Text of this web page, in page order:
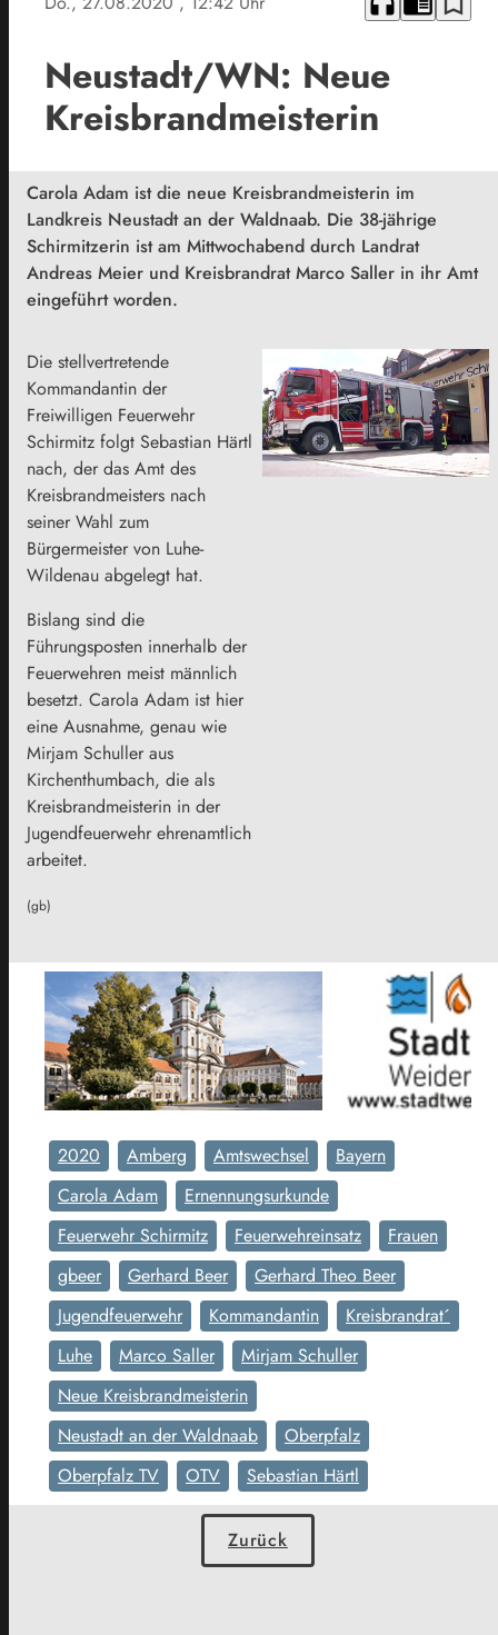
Neustadt/WN: Neue
Kreisbrandmeisterin
Carola Adam ist die neue Kreisbrandmeisterin im
Landkreis Neustadt an der Waldnaab. Die 38-jährige
Schirmitzerin ist am Mittwochabend durch Landrat
Andreas Meier und Kreisbrandrat Marco Saller in ihr Amt
eingeführt worden.
Die stellvertretende
Kommandantin der
Freiwilligen Feuerwehr
Schirmitz folgt Sebastian Härtl
nach, der das Amt des
Kreisbrandmeisters nach
seiner Wahl zum
Bürgermeister von Luhe-
Wildenau abgelegt hat.
Bislang sind die
Führungsposten innerhalb der
Feuerwehren meist männlich
besetzt. Carola Adam ist hier
eine Ausnahme, genau wie
Mirjam Schuller aus
Kirchenthumbach, die als
Kreisbrandmeisterin in der
Jugendfeuerwehr ehrenamtlich
arbeitet.
(gb)
2020 Amberg Amtswechsel
Bayern
Carola Adam
Ernennungsurkunde
Feuerwehr Schirmitz
Feuerwehreinsatz
Frauen
gbeer
Gerhard Beer
Gerhard Theo Beer
Jugendfeuerwehr
Kommandantin
Kreisbrandrat´
Luhe
Marco Saller
Mirjam Schuller
Neue Kreisbrandmeisterin
Neustadt an der Waldnaab
Oberpfalz
Oberpfalz TV
OTV Sebastian Härtl
Zurück